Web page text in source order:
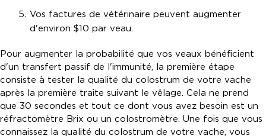
Vos factures de vétérinaire peuvent augmenter
d'environ $10 par veau.
Pour augmenter la probabilité que vos veaux bénéficient
d'un transfert passif de l'immunité, la première étape
consiste à tester la qualité du colostrum de votre vache
après la première traite suivant le vêlage. Cela ne prend
que 30 secondes et tout ce dont vous avez besoin est un
réfractomètre Brix ou un colostromètre. Une fois que vous
connaissez la qualité du colostrum de votre vache, vous